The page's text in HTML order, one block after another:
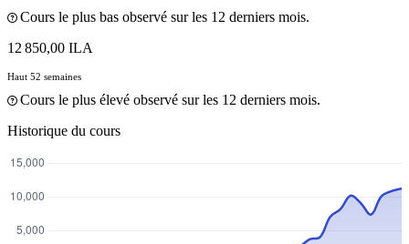
Cours le plus bas observé sur les 12 derniers mois.
12 850,00 ILA
Haut 52 semaines
Cours le plus élevé observé sur les 12 derniers mois.
Historique du cours